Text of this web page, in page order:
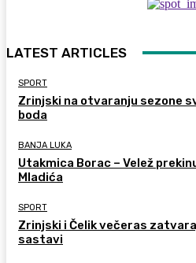
LATEST ARTICLES
SPORT
Zrinjski na otvaranju sezone
boda
BANJA LUKA
Utakmica Borac – Velež
Mladića
SPORT
Zrinjski i Čelik večeras
sastavi